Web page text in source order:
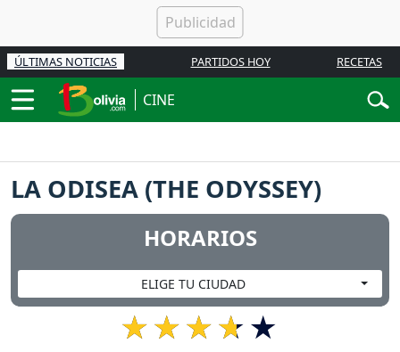
ÚLTIMAS NOTICIAS PARTIDOS HOY RECETAS
CINE
LA ODISEA (THE ODYSSEY)
HORARIOS
ELIGE TU CIUDAD